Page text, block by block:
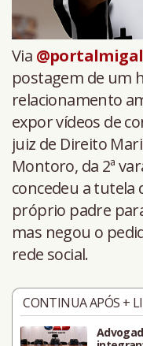
Via
postagem de um
relacionamento
expor vídeos de
juiz de Direito
Montoro, da 2ª
concedeu a tutela
próprio padre
mas negou o
rede social.
CONTINUA APÓS +